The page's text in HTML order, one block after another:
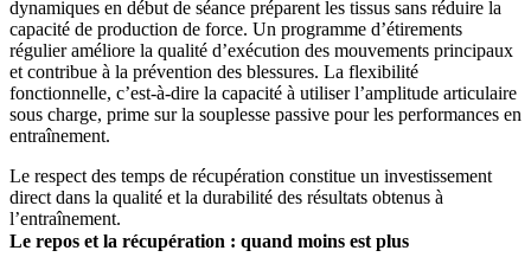
dynamiques en début de séance préparent les tissus sans réduire la
capacité de production de force. Un programme d’étirements
régulier améliore la qualité d’exécution des mouvements principaux
et contribue à la prévention des blessures. La flexibilité
fonctionnelle, c’est-à-dire la capacité à utiliser l’amplitude articulaire
sous charge, prime sur la souplesse passive pour les performances en
entraînement.
Le respect des temps de récupération constitue un investissement
direct dans la qualité et la durabilité des résultats obtenus à
l’entraînement.
Le repos et la récupération : quand moins est plus